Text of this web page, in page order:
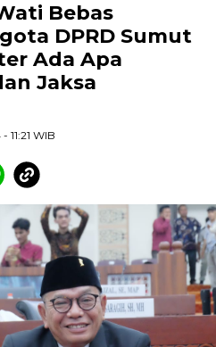
Bebas
DPRD Sumut
Ada Apa
Jaksa
- 11:21 WIB